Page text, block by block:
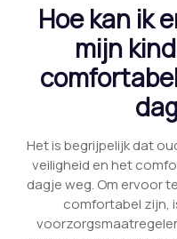
Hoe kan ik
mijn
Het is begrijpelijk dat
veiligheid en het
dagje weg. Om ervoor
comfortabel zijn,